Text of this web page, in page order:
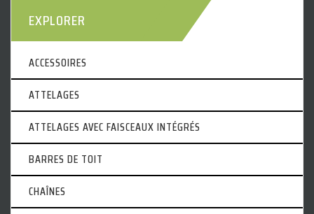
EXPLORER
ACCESSOIRES
ATTELAGES
ATTELAGES AVEC FAISCEAUX INTÉGRÉS
BARRES DE TOIT
CHAÎNES